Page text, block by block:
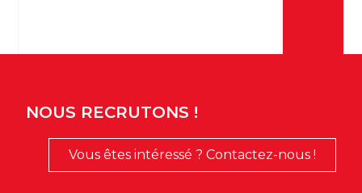
NOUS RECRUTONS !
Vous êtes intéressé ? Contactez-nous !